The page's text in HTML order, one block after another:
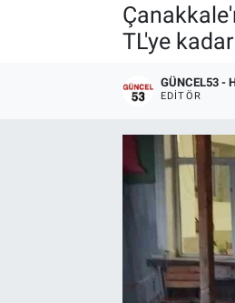
TL'ye
GÜNCEL53 -
EDITÖR